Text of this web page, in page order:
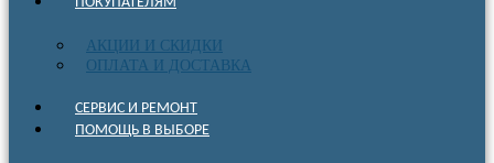
АКЦИИ И СКИДКИ
ОПЛАТА И ДОСТАВКА
СЕРВИС И РЕМОНТ
ПОМОЩЬ В ВЫБОРЕ